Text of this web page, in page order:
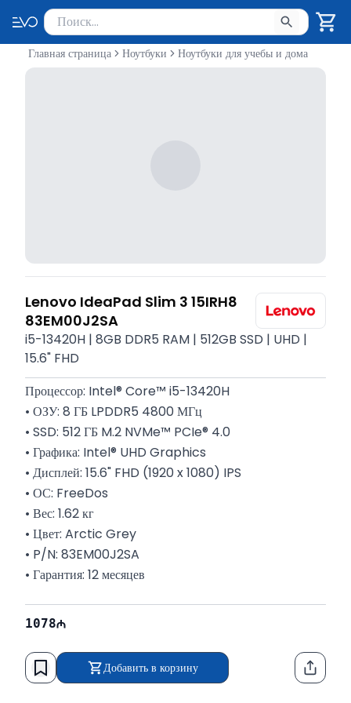
Поиск товаров
Введите минимум 2 символа для поиска. Нажмите Enter
Главная страница Ноутбуки Ноутбуки для учебы и дома
Lenovo IdeaPad Slim 3 15IRH8
83EM00J2SA
i5-13420H | 8GB DDR5 RAM | 512GB SSD | UHD |
15.6" FHD
Процессор: Intel® Core™ i5-13420H
• ОЗУ: 8 ГБ LPDDR5 4800 МГц
• SSD: 512 ГБ M.2 NVMe™ PCIe® 4.0
• Графика: Intel® UHD Graphics
• Дисплей: 15.6" FHD (1920 x 1080) IPS
• ОС: FreeDos
• Вес: 1.62 кг
• Цвет: Arctic Grey
• P/N: 83EM00J2SA
• Гарантия: 12 месяцев
1078
Добавить в корзину